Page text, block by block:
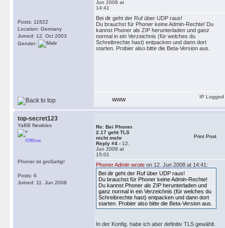
c=IN IP4 x.x.x.198
m=audio 5062 RTP/AVP 8 0 2 3
a=rtpmap:8 PCMA/8000
a=rtpmap:0 PCMU/8000
a=rtpmap:2 G726-32/8000
a=rtpmap:3 GSM/8000
a=encryption:optional
a=fmtp:101 0-15
14:05:38,140: R: x.x.x.199:5060
SIP/2.0 100 Trying
Via: SIP/2.0/TLS
From: <sip:10@x.x.x.198>;tag=-
To: <sip:10@x.x.x.199>
Call-ID: 803E4E89-E536-DD11-
CSeq: 1 INVITE
Allow: INVITE, OPTIONS, ACK,
User-Agent: SIPPER for phoner
Posts: 11822
Location: Germany
Joined: 12. Oct 2003
Gender:
Jun 2008 at
14:41
Bei dir geht der Ruf über UDP raus!
Du brauchst für Phoner keine Admin-Rechte! Du
kannst Phoner als ZIP herunterladen und ganz
normal in ein Verzeichnis (für welches du
Schreibrechte hast) entpacken und dann dort
starten. Probier also bitte die Beta-Version aus.
WWW
IP Logged
top-secret123
YaBB Newbies
Offline
Phoner ist großartig!
Posts: 6
Joined: 11. Jun 2008
Re: Bei Phoner
2.17 geht TLS
nicht mehr
Reply #4 - 12.
Jun 2008 at
15:01
Print Post
Phoner Admin wrote on 12. Jun 2008 at 14:41:
Bei dir geht der Ruf über UDP raus!
Du brauchst für Phoner keine Admin-Rechte!
Du kannst Phoner als ZIP herunterladen und
ganz normal in ein Verzeichnis (für welches du
Schreibrechte hast) entpacken und dann dort
starten. Probier also bitte die Beta-Version aus.
In der Konfig. habe ich aber definitiv TLS gewählt.